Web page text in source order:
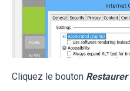
Cliquez le bouton Restaurer